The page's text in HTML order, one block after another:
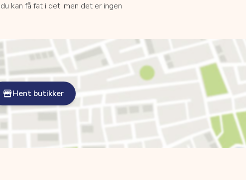
kan få fat i det, men det er ingen
Hent butikker